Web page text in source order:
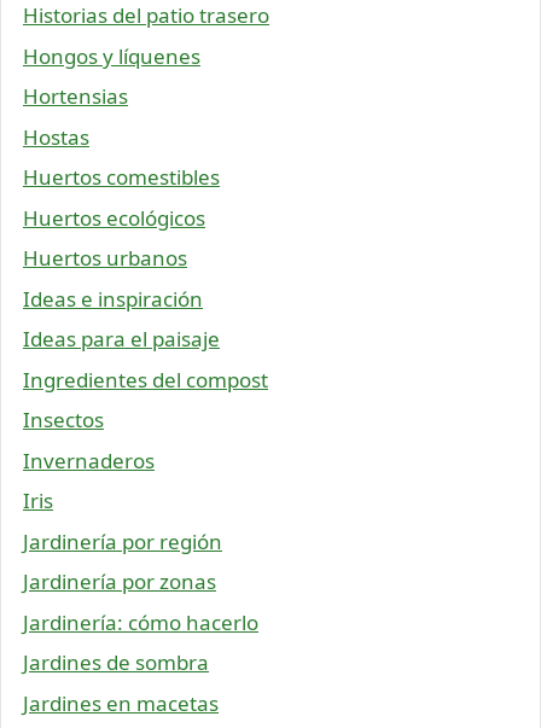
Historias del patio trasero
Hongos y líquenes
Hortensias
Hostas
Huertos comestibles
Huertos ecológicos
Huertos urbanos
Ideas e inspiración
Ideas para el paisaje
Ingredientes del compost
Insectos
Invernaderos
Iris
Jardinería por región
Jardinería por zonas
Jardinería: cómo hacerlo
Jardines de sombra
Jardines en macetas